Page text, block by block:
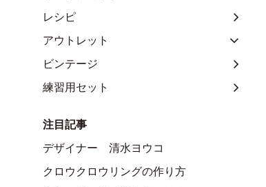
レシピ
アウトレット
ビンテージ
練習用セット
注目記事
デザイナー 清水ヨウコ
クロウクロウリングの作り方